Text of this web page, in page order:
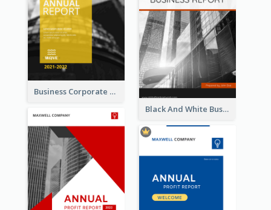
Business Corporate Annual Report
Black And White Business Report